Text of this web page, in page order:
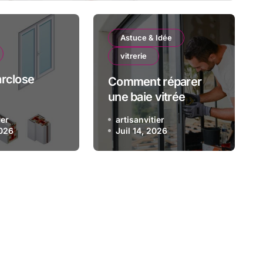
Astuce & Idée
roulant ne remonte
d’un pro pour
situation
artisanvitier Juil 7, 2026
Astuce & Idée
vitrerie
Comment réparer
une baie vitrée
coulissante bloquée
? Le guide complet
artisanvitier
Juil 14, 2026